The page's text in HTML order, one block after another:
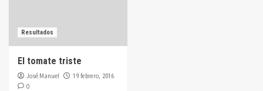
Resultados
El tomate triste
José Manuel 19 febrero, 2016
0